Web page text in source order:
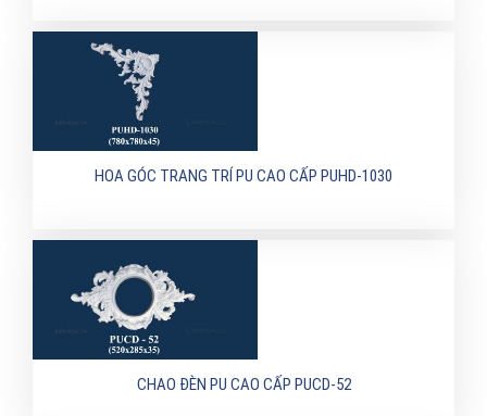
HOA GÓC TRANG TRÍ PU CAO CẤP PUHD-1030
CHAO ĐÈN PU CAO CẤP PUCD-52